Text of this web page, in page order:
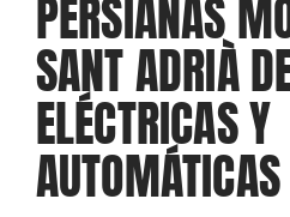
PERSIANAS
SANT ADRIÀ
ELÉCTRICAS Y
AUTOMÁTICAS